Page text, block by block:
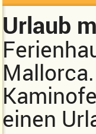
Urlaub
einen